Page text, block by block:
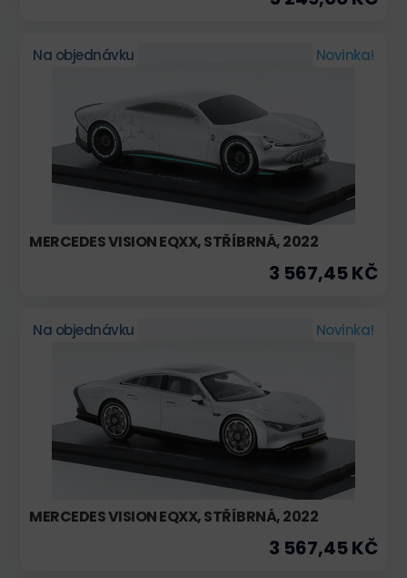
Na objednávku Novinka!
MERCEDES VISION EQXX, STŘÍBRNÁ, 2022
3 567,45 KČ
Na objednávku Novinka!
MERCEDES VISION EQXX, STŘÍBRNÁ, 2022
3 567,45 KČ